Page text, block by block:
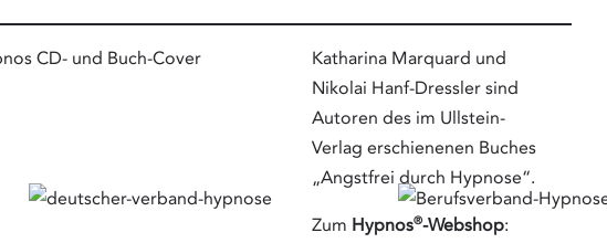
Katharina Marquard und
Nikolai Hanf-Dressler sind
Autoren des im Ullstein-
Verlag erschienenen Buches
„Angstfrei durch Hypnose“.
Zum Hypnos®-Webshop: